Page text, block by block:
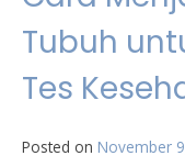
Tubuh
Tes
Posted on November